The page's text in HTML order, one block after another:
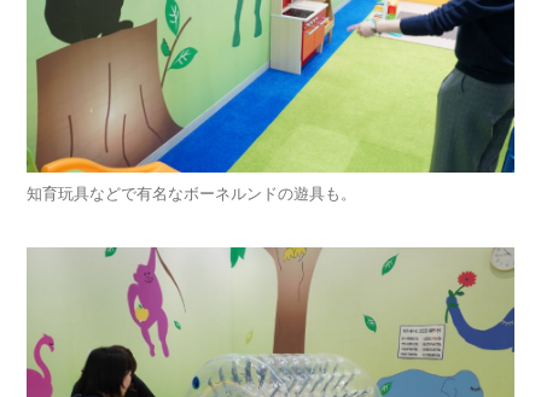
知育玩具などで有名なボーネルンドの遊具も。